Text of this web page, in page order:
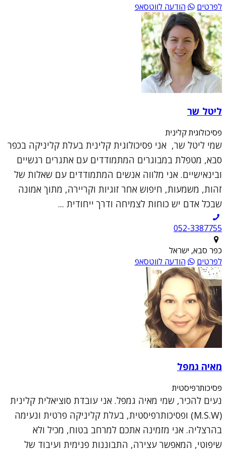
לפרטים
הודעה לווטסאפ
ליטל שר
פסיכולוגית קלינית
שמי ליטל שר, אני פסיכולוגית קלינית בעלת קליניקה בכפר
סבא, מטפלת במבוגרים המתמודדים עם אתגרים רגשיים
ובינאישיים. אני מלווה אנשים המתמודדים עם שאלות של
זהות, משמעות, חיפוש אחר זוגיות וקריירה, מתוך אמונה
שבכל אדם יש כוחות לצמיחה ודרך ייחודית ...
052-3387755
כפר סבא, ישראל
לפרטים
הודעה לווטסאפ
מאיה גמפל
פסיכותרפיסטית
נעים להכיר, שמי מאיה גמפל. אני עובדת סוציאלית קלינית
(M.S.W) ופסיכותרפיסטית, בעלת קליניקה פרטית ונעימה
בהרצליה. אני מזמינה אתכם למרחב בטוח, מכיל ולא
שיפוטי, המאפשר עצירה, התבוננות פנימית ועיבוד של